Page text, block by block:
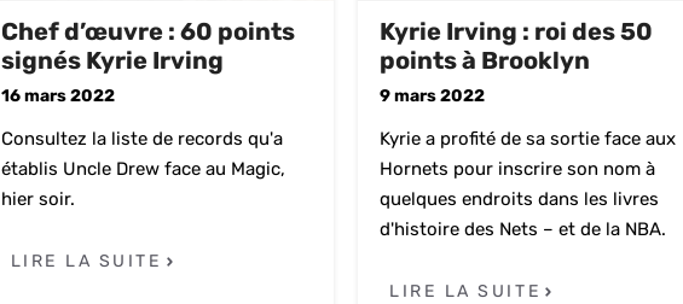
Chef d’œuvre : 60 points
signés Kyrie Irving
16 mars 2022
Consultez la liste de records qu'a
établis Uncle Drew face au Magic,
hier soir.
LIRE LA SUITE
Kyrie Irving : roi des 50
points à Brooklyn
9 mars 2022
Kyrie a profité de sa sortie face aux
Hornets pour inscrire son nom à
quelques endroits dans les livres
d'histoire des Nets – et de la NBA.
LIRE LA SUITE